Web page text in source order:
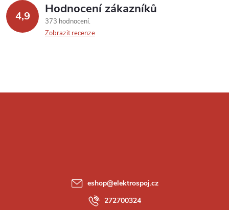
4,9 Hodnocení zákazníků
373 hodnocení
Zobrazit recenze
eshop@elektrospoj.cz
272700324